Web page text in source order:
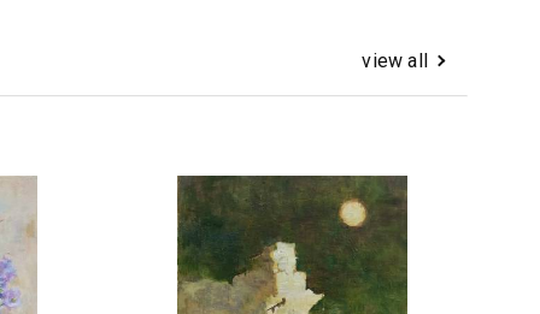
view all